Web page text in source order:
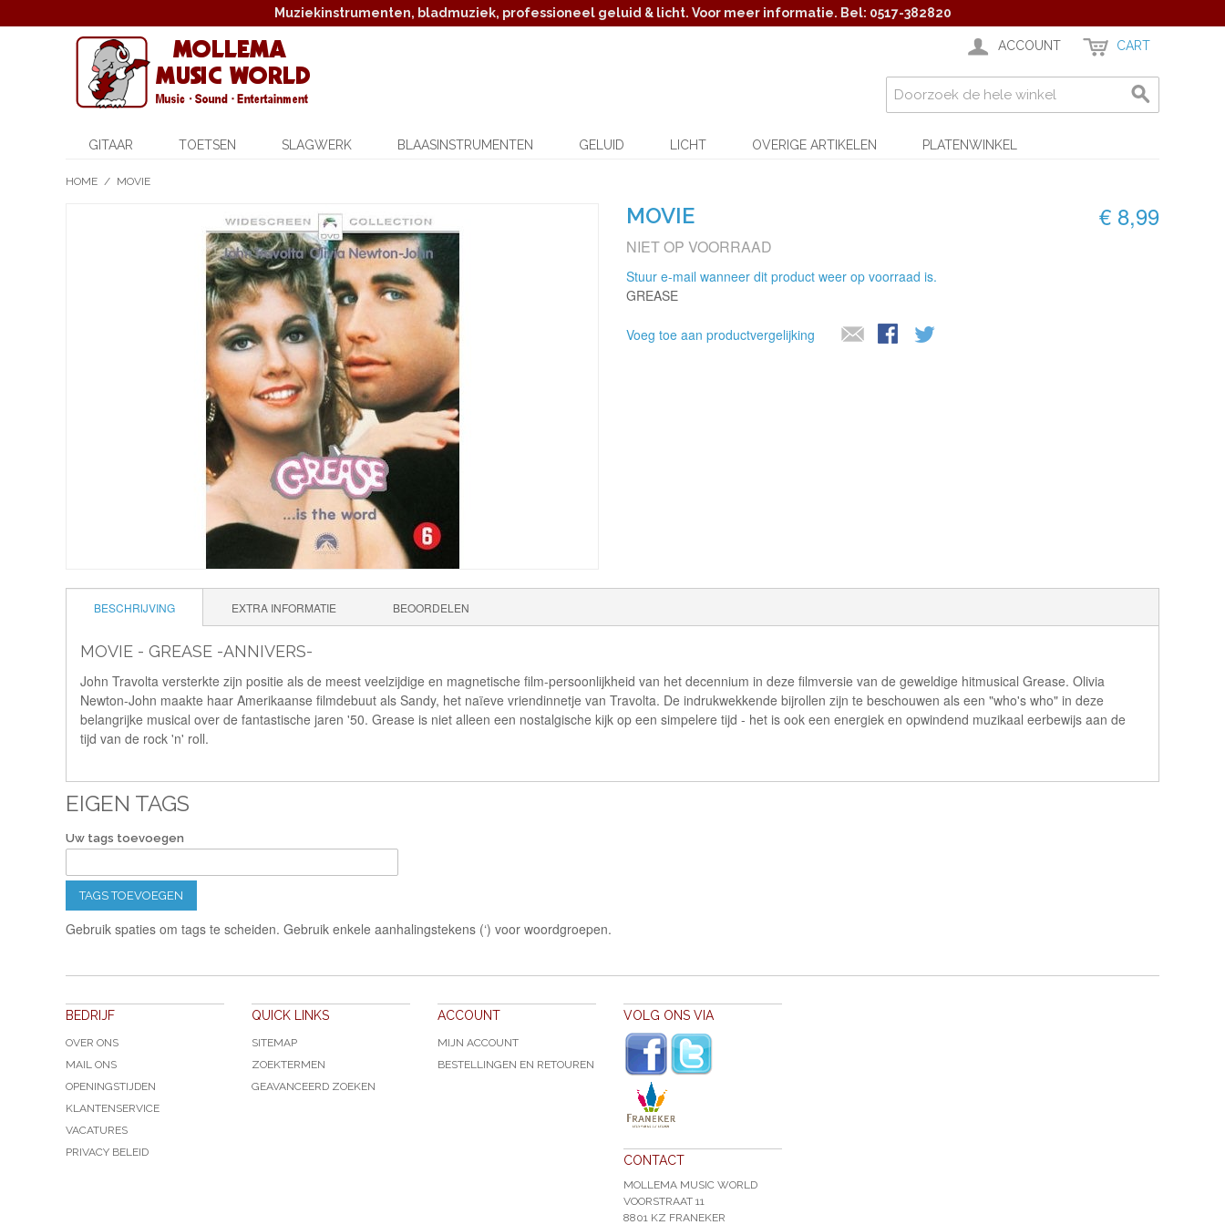
Muziekinstrumenten, bladmuziek, professioneel geluid & licht. Voor meer informatie. Bel: 0517-382820
ACCOUNT CART
GITAAR TOETSEN SLAGWERK BLAASINSTRUMENTEN GELUID LICHT OVERIGE ARTIKELEN PLATENWINKEL
HOME / MOVIE
MOVIE € 8,99
NIET OP VOORRAAD
Stuur e-mail wanneer dit product weer op voorraad is.
GREASE
Voeg toe aan productvergelijking
BESCHRIJVING EXTRA INFORMATIE BEOORDELEN
MOVIE - GREASE -ANNIVERS-
John Travolta versterkte zijn positie als de meest veelzijdige en magnetische film-persoonlijkheid van het decennium in deze filmversie van de geweldige hitmusical Grease. Olivia
Newton-John maakte haar Amerikaanse filmdebuut als Sandy, het naïeve vriendinnetje van Travolta. De indrukwekkende bijrollen zijn te beschouwen als een "who's who" in deze
belangrijke musical over de fantastische jaren '50. Grease is niet alleen een nostalgische kijk op een simpelere tijd - het is ook een energiek en opwindend muzikaal eerbewijs aan de
tijd van de rock 'n' roll.
EIGEN TAGS
Uw tags toevoegen
TAGS TOEVOEGEN
Gebruik spaties om tags te scheiden. Gebruik enkele aanhalingstekens (‘) voor woordgroepen.
BEDRIJF
OVER ONS
MAIL ONS
OPENINGSTIJDEN
KLANTENSERVICE
VACATURES
PRIVACY BELEID
QUICK LINKS
SITEMAP
ZOEKTERMEN
GEAVANCEERD ZOEKEN
ACCOUNT
MIJN ACCOUNT
BESTELLINGEN EN RETOUREN
VOLG ONS VIA
CONTACT
MOLLEMA MUSIC WORLD
VOORSTRAAT 11
8801 KZ FRANEKER